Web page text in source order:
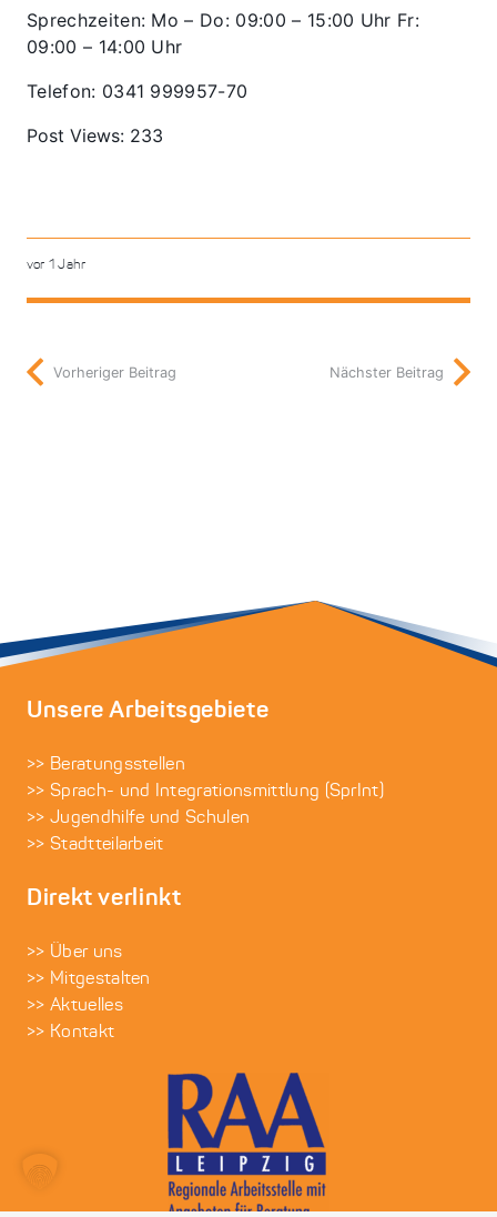
Sprechzeiten: Mo – Do: 09:00 – 15:00 Uhr Fr:
09:00 – 14:00 Uhr
Telefon: 0341 999957-70
Post Views: 233
vor 1 Jahr
Vorheriger Beitrag Nächster Beitrag
Unsere Arbeitsgebiete
>> Beratungsstellen
>> Sprach- und Integrationsmittlung (SprInt)
>> Jugendhilfe und Schulen
>> Stadtteilarbeit
Direkt verlinkt
>> Über uns
>> Mitgestalten
>> Aktuelles
>> Kontakt